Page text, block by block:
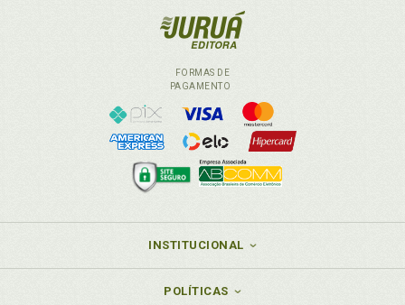
FORMAS DE
PAGAMENTO
INSTITUCIONAL
POLÍTICAS